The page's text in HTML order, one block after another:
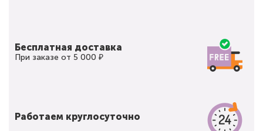
Бесплатная доставка
При заказе от 5 000 ₽
Работаем круглосуточно